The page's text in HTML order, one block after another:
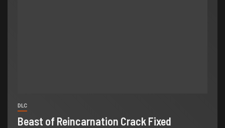
DLC
Beast of Reincarnation Crack Fixed